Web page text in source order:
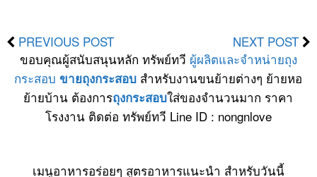
PREVIOUS POST
NEXT POST
ขอบคุณผู้สนับสนุนหลัก ทรัพย์ทวี ผู้ผลิตและจำหน่ายถุง
กระสอบ ขายถุงกระสอบ สำหรับงานขนย้ายต่างๆ ย้ายหอ
ย้ายบ้าน ต้องการถุงกระสอบใส่ของจำนวนมาก ราคา
โรงงาน ติดต่อ ทรัพย์ทวี Line ID : nongnlove
เมนูอาหารอร่อยๆ สูตรอาหารแนะนำ สำหรับวันนี้